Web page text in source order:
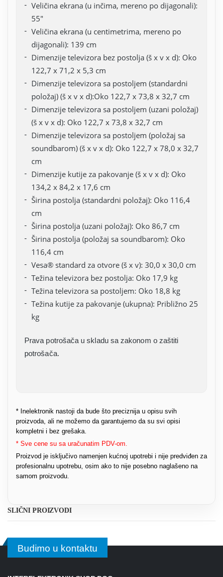
Veličina ekrana (u inčima, mereno po dijagonali):
55"
Veličina ekrana (u centimetrima, mereno po
dijagonali): 139 cm
Dimenzije televizora bez postolja (š x v x d): Oko
122,7 x 71,2 x 5,3 cm
Dimenzije televizora sa postoljem (standardni
položaj) (š x v x d):Oko 122,7 x 73,8 x 32,7 cm
Dimenzije televizora sa postoljem (uzani položaj)
(š x v x d): Oko 122,7 x 73,8 x 32,7 cm
Dimenzije televizora sa postoljem (položaj sa
soundbarom) (š x v x d): Oko 122,7 x 78,0 x 32,7
cm
Dimenzije kutije za pakovanje (š x v x d): Oko
134,2 x 84,2 x 17,6 cm
Širina postolja (standardni položaj): Oko 116,4
cm
Širina postolja (uzani položaj): Oko 86,7 cm
Širina postolja (položaj sa soundbarom): Oko
116,4 cm
Vesa® standard za otvore (š x v): 30,0 x 30,0 cm
Težina televizora bez postolja: Oko 17,9 kg
Težina televizora sa postoljem: Oko 18,8 kg
Težina kutije za pakovanje (ukupna): Približno 25
kg
Prava potrošača u skladu sa zakonom o zaštiti
potrošača.
* Inelektronik nastoji da bude što preciznija u opisu svih
proizvoda, ali ne možemo da garantujemo da su svi opisi
kompletni i bez grešaka.
* Sve cene su sa uračunatim PDV-om.
Proizvod je isključivo namenjen kućnoj upotrebi i nije predviđen za
profesionalnu upotrebu, osim ako to nije posebno naglašeno na
samom proizvodu.
SLIČNI PROIZVODI
Budimo u kontaktu